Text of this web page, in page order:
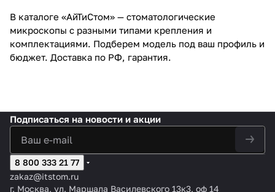
В каталоге «АйТиСтом» — стоматологические
микроскопы с разными типами крепления и
комплектациями. Подберем модель под ваш профиль и
бюджет. Доставка по РФ, гарантия.
Подписаться на новости и акции
8 800 333 21 77
zakaz@itstom.ru
г. Москва, ул. Маршала Василевского 13к3, оф 14